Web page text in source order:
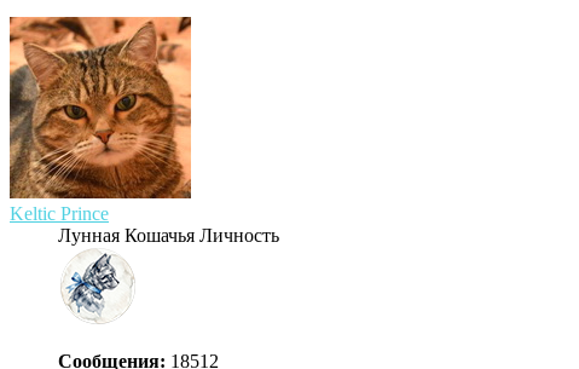
Keltic Prince
Лунная Кошачья Личность
Сообщения: 18512